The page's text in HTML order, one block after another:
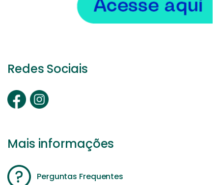
Redes Sociais
Mais informações
Perguntas Frequentes